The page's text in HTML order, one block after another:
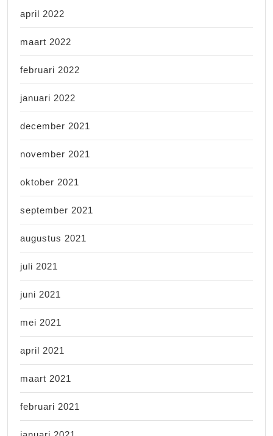
april 2022
maart 2022
februari 2022
januari 2022
december 2021
november 2021
oktober 2021
september 2021
augustus 2021
juli 2021
juni 2021
mei 2021
april 2021
maart 2021
februari 2021